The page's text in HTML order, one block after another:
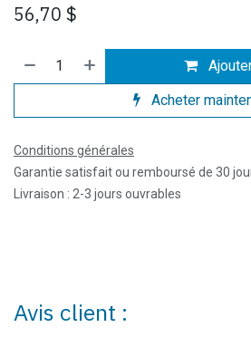
56,70 $
Acheter
Conditions générales
Garantie satisfait ou remboursé de 30
Livraison : 2-3 jours ouvrables
Avis client :